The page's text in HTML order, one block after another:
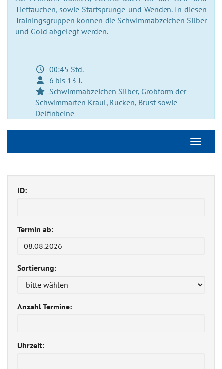
Tieftauchen, sowie Startsprünge und Wenden. In diesen
Trainingsgruppen können die Schwimmabzeichen Silber
und Gold abgelegt werden.
00:45 Std.
6 bis 13 J.
Schwimmabzeichen Silber, Grobform der
Schwimmarten Kraul, Rücken, Brust sowie
Delfinbeine
ID:
Termin ab:
Sortierung:
Anzahl Termine:
Uhrzeit: